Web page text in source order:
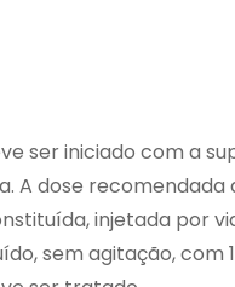
ser iniciado com a
dose recomendada
injetada por
sem agitação, com